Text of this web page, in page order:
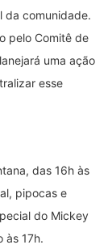
da comunidade.
pelo Comitê de
uma ação
esse
das 16h às
pipocas e
do Mickey
às 17h.